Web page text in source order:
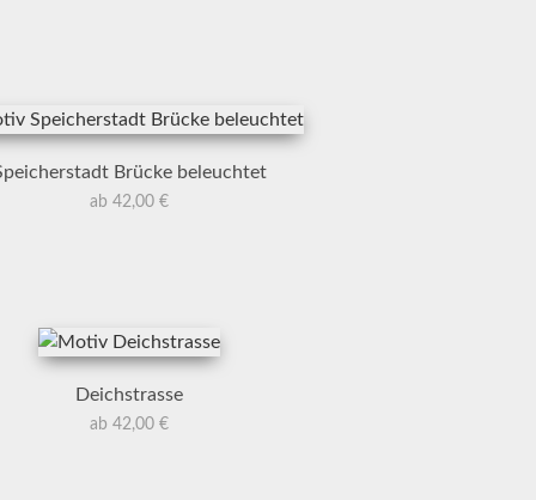
Brücke beleuchtet
ab 42,00 €
Deichstrasse
ab 42,00 €